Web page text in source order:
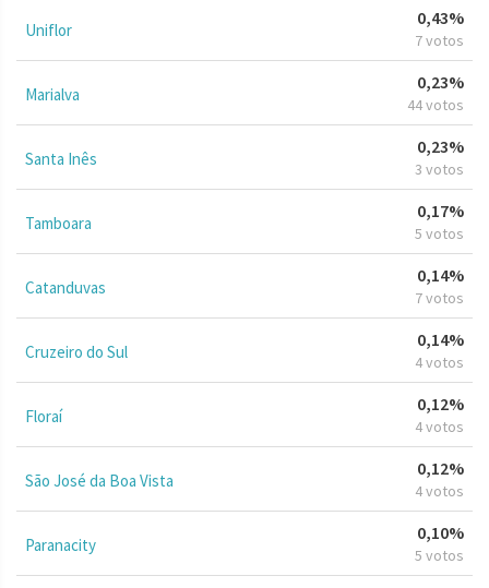
Uniflor
0,43%
7 votos
Marialva
0,23%
44 votos
Santa Inês
0,23%
3 votos
Tamboara
0,17%
5 votos
Catanduvas
0,14%
7 votos
Cruzeiro do Sul
0,14%
4 votos
Floraí
0,12%
4 votos
São José da Boa Vista
0,12%
4 votos
Paranacity
0,10%
5 votos